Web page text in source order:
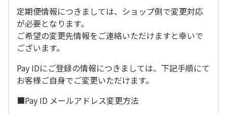
定期便情報につきましては、ショップ側で変更対応
が必要となります。
ご希望の変更先情報をご連絡いただけますと幸いで
ございます。
Pay IDにご登録の情報につきましては、下記手順にて
お客様ご自身でご変更いただけます。
■Pay ID メールアドレス変更方法